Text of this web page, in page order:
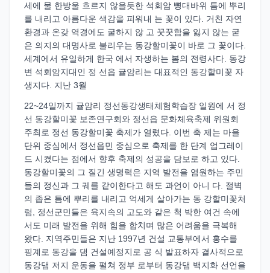
세에 물 한방울 흐르지 않을듯한 석회암 뼝대바위 틈에 뿌리
를 내리고 아름다운 색감을 피워내 는 꽃이 있다. 거친 자연
환경과 온갖 역경에도 굴하지 않 고 꿋꿋함을 잃지 않는 굳
은 의지의 대명사로 불리우는 동강할미꽃이 바로 그 꽃이다.
세계에서 유일하게 한국 에서 자생하는 봄의 전령사다. 동강
변 석회암지대인 정 선읍 귤암리는 대표적인 동강할미꽃 자
생지다. 지난 3월
22~24일까지 귤암리 정선동강생태체험학습장 일원에 서 정
선 동강할미꽃 보존연구회와 정선읍 문화체육축제 위원회
주최로 정선 동강할미꽃 축제가 열렸다. 이번 축 제는 마을
단위 중심에서 정선읍민 중심으로 축제를 한 단계 업그레이
드 시켰다는 점에서 향후 축제의 성공을 담보로 하고 있다.
동강할미꽃의 그 질긴 생명력은 지역 발전을 염원하는 주민
들의 정신과 그 궤를 같이한다고 해도 과언이 아니 다. 절벽
의 좁은 틈에 뿌리를 내리고 억세게 살아가는 동 강할미꽃처
럼, 정선군민들은 육지속의 고도와 같은 척 박한 여건 속에
서도 미래 발전을 위해 힘을 합치며 많은 어려움을 극복해
왔다. 지역주민들은 지난 1997년 건설 교통부에서 홍수를
핑계로 동강을 댐 건설예정지로 공 식 발표하자 결사적으로
동강댐 저지 운동을 펼쳐 정부 로부터 동강댐 백지화 선언을